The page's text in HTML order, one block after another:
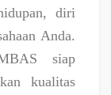
diri
Anda.
siap
kualitas